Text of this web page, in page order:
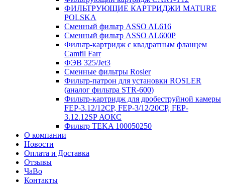
ФИЛЬТРУЮЩИЕ КАРТРИДЖИ MATURE
POLSKA
Сменный фильтр ASSO AL616
Сменный фильтр ASSO AL600P
Фильтр-картридж с квадратным фланцем
Camfil Farr
ФЭВ 325/Jet3
Сменные фильтры Rosler
Фильтр-патрон для установки ROSLER
(аналог фильтра STR-600)
Фильтр-картридж для дробеструйной камеры
FEP-3.12/12СР, FEP-3/12/20CP, FEP-
3.12.12SP АОКС
Фильтр TEKA 100050250
О компании
Новости
Оплата и Доставка
Отзывы
ЧаВо
Контакты